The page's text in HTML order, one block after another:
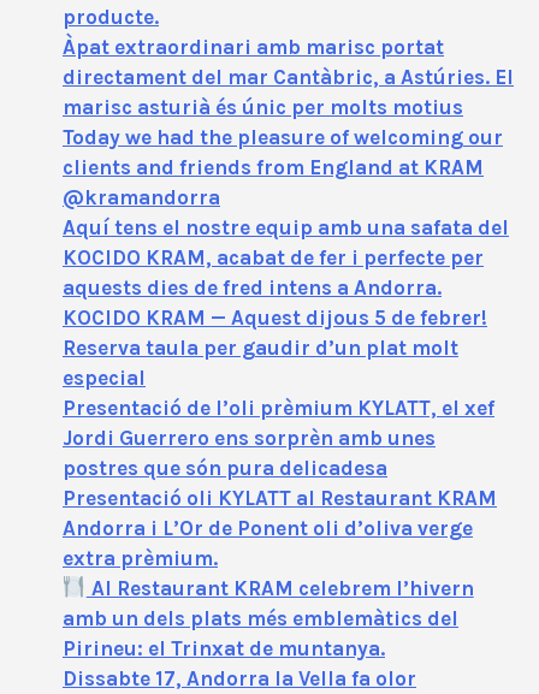
producte.
Àpat extraordinari amb marisc portat
directament del mar Cantàbric, a Astúries. El
marisc asturià és únic per molts motius
Today we had the pleasure of welcoming our
clients and friends from England at KRAM
@kramandorra
Aquí tens el nostre equip amb una safata del
KOCIDO KRAM, acabat de fer i perfecte per
aquests dies de fred intens a Andorra.
KOCIDO KRAM — Aquest dijous 5 de febrer!
Reserva taula per gaudir d’un plat molt
especial
Presentació de l’oli prèmium KYLATT, el xef
Jordi Guerrero ens sorprèn amb unes
postres que són pura delicadesa
Presentació oli KYLATT al Restaurant KRAM
Andorra i L’Or de Ponent oli d’oliva verge
extra prèmium.
Al Restaurant KRAM celebrem l’hivern
amb un dels plats més emblemàtics del
Pirineu: el Trinxat de muntanya.
Dissabte 17, Andorra la Vella fa olor